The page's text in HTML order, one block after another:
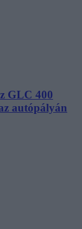
GLC 400
autópályán